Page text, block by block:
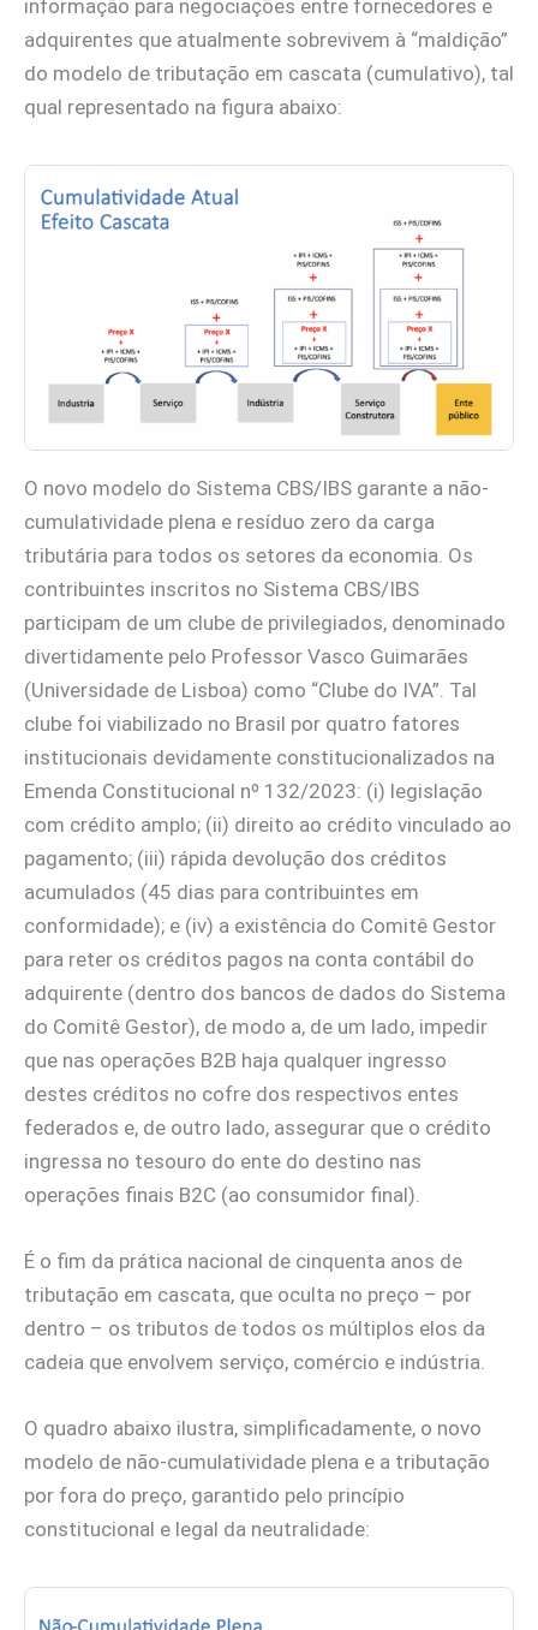
informação para negociações entre fornecedores e
adquirentes que atualmente sobrevivem à “maldição”
do modelo de tributação em cascata (cumulativo), tal
qual representado na figura abaixo:
O novo modelo do Sistema CBS/IBS garante a não-
cumulatividade plena e resíduo zero da carga
tributária para todos os setores da economia. Os
contribuintes inscritos no Sistema CBS/IBS
participam de um clube de privilegiados, denominado
divertidamente pelo Professor Vasco Guimarães
(Universidade de Lisboa) como “Clube do IVA”. Tal
clube foi viabilizado no Brasil por quatro fatores
institucionais devidamente constitucionalizados na
Emenda Constitucional nº 132/2023: (i) legislação
com crédito amplo; (ii) direito ao crédito vinculado ao
pagamento; (iii) rápida devolução dos créditos
acumulados (45 dias para contribuintes em
conformidade); e (iv) a existência do Comitê Gestor
para reter os créditos pagos na conta contábil do
adquirente (dentro dos bancos de dados do Sistema
do Comitê Gestor), de modo a, de um lado, impedir
que nas operações B2B haja qualquer ingresso
destes créditos no cofre dos respectivos entes
federados e, de outro lado, assegurar que o crédito
ingressa no tesouro do ente do destino nas
operações finais B2C (ao consumidor final).
É o fim da prática nacional de cinquenta anos de
tributação em cascata, que oculta no preço – por
dentro – os tributos de todos os múltiplos elos da
cadeia que envolvem serviço, comércio e indústria.
O quadro abaixo ilustra, simplificadamente, o novo
modelo de não-cumulatividade plena e a tributação
por fora do preço, garantido pelo princípio
constitucional e legal da neutralidade: